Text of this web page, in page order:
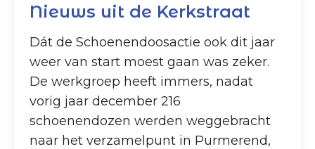
Nieuws uit de Kerkstraat
Dát de Schoenendoosactie ook dit jaar
weer van start moest gaan was zeker.
De werkgroep heeft immers, nadat
vorig jaar december 216
schoenendozen werden weggebracht
naar het verzamelpunt in Purmerend,